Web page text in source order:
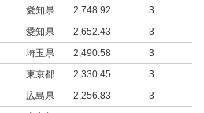
愛知県 2,748.92
3
愛知県 2,652.43
3
埼玉県 2,490.58
3
東京都 2,330.45
3
広島県 2,256.83
3